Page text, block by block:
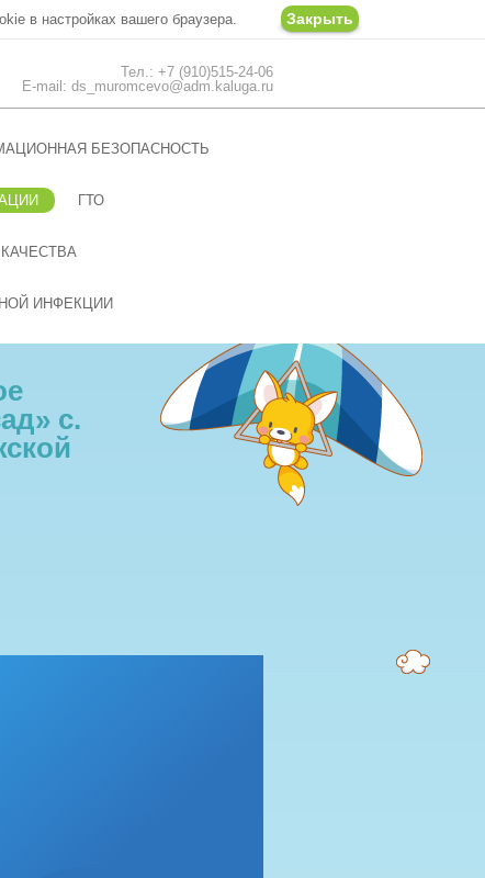
в настройках вашего браузера. Закрыть
Тел.: +7 (910)515-24-06
E-mail: ds_muromcevo@adm.kaluga.ru
БЕЗОПАСНОСТЬ
ГТО
ИНФЕКЦИИ
с.